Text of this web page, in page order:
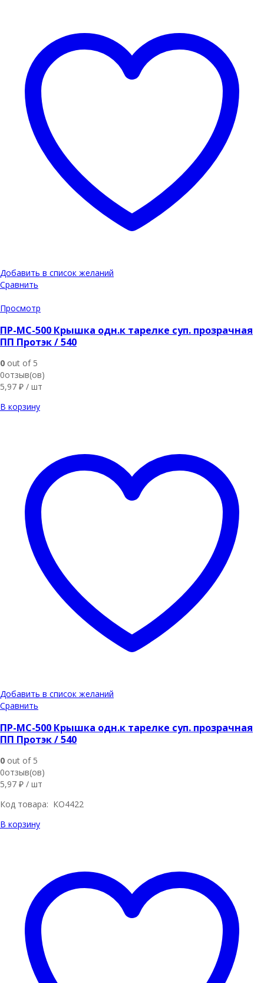
Добавить в список желаний
Сравнить
Просмотр
ПР-МС-500 Крышка одн.к тарелке суп. прозрачная
ПП Протэк / 540
0 out of 5
0отзыв(ов)
5,97 ₽ / шт
В корзину
Добавить в список желаний
Сравнить
ПР-МС-500 Крышка одн.к тарелке суп. прозрачная
ПП Протэк / 540
0 out of 5
0отзыв(ов)
5,97 ₽ / шт
Код товара: КО4422
В корзину